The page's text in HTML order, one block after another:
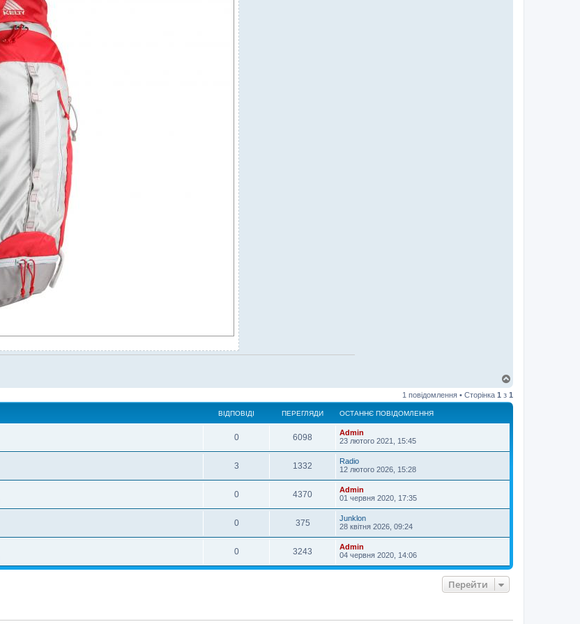
г
о
1 повідомлення • Сторінка 1 з 1
ВІДПОВІДІ ПЕРЕГЛЯДИ ОСТАННЄ ПОВІДОМЛЕННЯ
0 6098
Admin
23 лютого 2021, 15:45
3 1332
Radio
12 лютого 2026, 15:28
0 4370
Admin
01 червня 2020, 17:35
0 375
Junklon
28 квітня 2026, 09:24
0 3243
Admin
04 червня 2020, 14:06
Перейти